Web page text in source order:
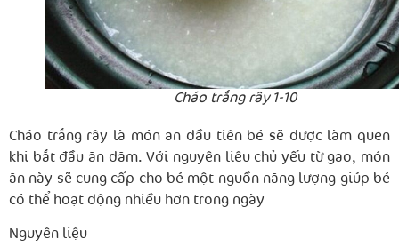
Cháo trắng rây 1-10
Cháo trắng rây là món ăn đầu tiên bé sẽ được làm quen
khi bắt đầu ăn dặm. Với nguyên liệu chủ yếu từ gạo, món
ăn này sẽ cung cấp cho bé một nguồn năng lượng giúp bé
có thể hoạt động nhiều hơn trong ngày
Nguyên liệu